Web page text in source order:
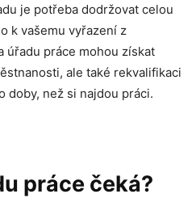
je potřeba dodržovat celou
k vašemu vyřazení z
úřadu práce mohou získat
ale také rekvalifikaci
doby, než si najdou práci.
práce čeká?